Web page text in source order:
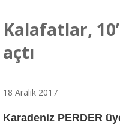
Kalafatlar,
açtı
18 Aralık 2017
Karadeniz PERDER